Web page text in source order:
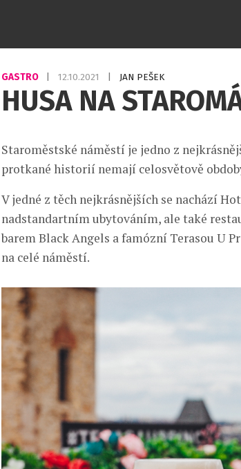
GASTRO 12.10.2021 JAN PEŠEK
HUSA NA
Staroměstské náměstí je jedno z
protkané historií nemají celosvětově
V jedné z těch nejkrásnějších se nachází
nadstandartním ubytováním, ale také
barem Black Angels a famózní Terasou U
na celé náměstí.